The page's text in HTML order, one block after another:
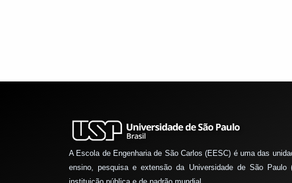
A Escola de Engenharia de São Carlos (EESC) é uma das
ensino, pesquisa e extensão da Universidade de São Paulo